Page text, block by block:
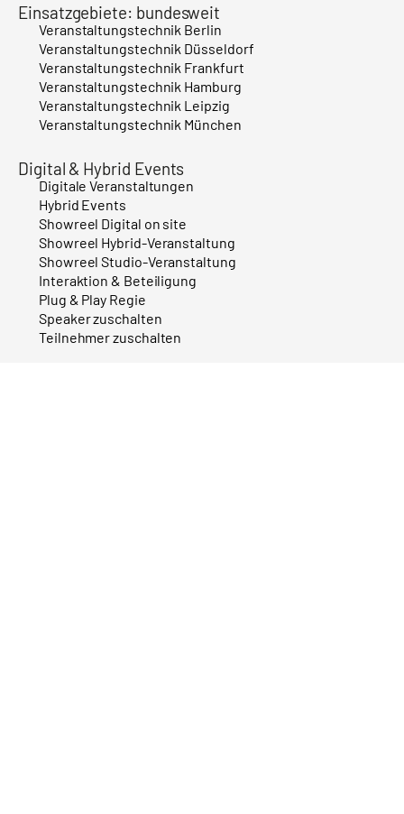
Einsatzgebiete: bundesweit
Veranstaltungstechnik Berlin
Veranstaltungstechnik Düsseldorf
Veranstaltungstechnik Frankfurt
Veranstaltungstechnik Hamburg
Veranstaltungstechnik Leipzig
Veranstaltungstechnik München
Digital & Hybrid Events
Digitale Veranstaltungen
Hybrid Events
Showreel Digital on site
Showreel Hybrid-Veranstaltung
Showreel Studio-Veranstaltung
Interaktion & Beteiligung
Plug & Play Regie
Speaker zuschalten
Teilnehmer zuschalten